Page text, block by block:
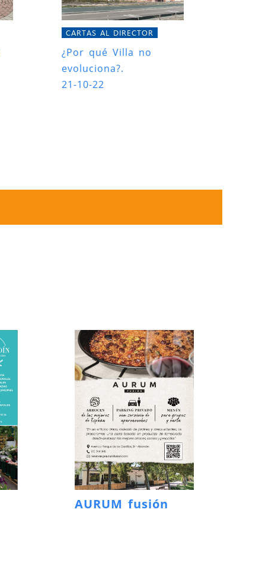
CARTAS AL DIRECTOR
¿Por qué Villa no
evoluciona?.
21-10-22
AURUM fusión